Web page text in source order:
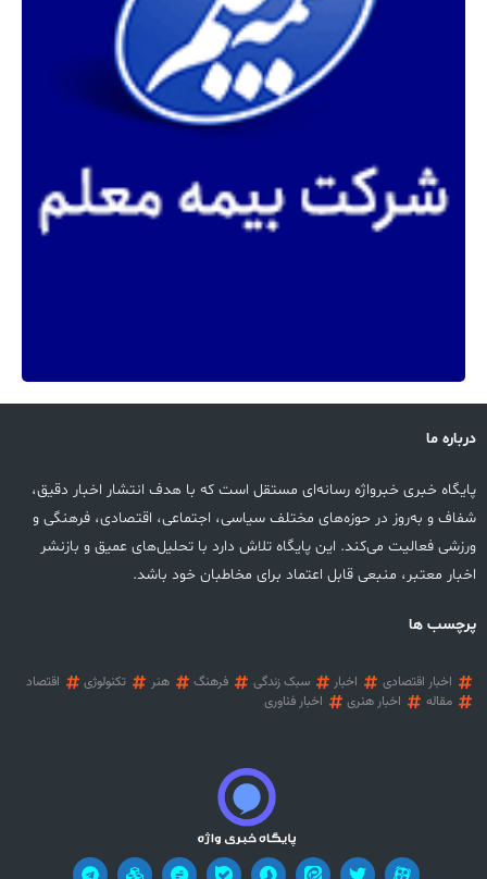
درباره ما
پایگاه خبری خبرواژه رسانه‌ای مستقل است که با هدف انتشار اخبار دقیق،
شفاف و به‌روز در حوزه‌های مختلف سیاسی، اجتماعی، اقتصادی، فرهنگی و
ورزشی فعالیت می‌کند. این پایگاه تلاش دارد با تحلیل‌های عمیق و بازنشر
اخبار معتبر، منبعی قابل اعتماد برای مخاطبان خود باشد.
پرچسب ها
اخبار اقتصادی اخبار سبک زندگی فرهنگ هنر تکنولوژی
اقتصاد
مقاله
اخبار هنری اخبار فناوری